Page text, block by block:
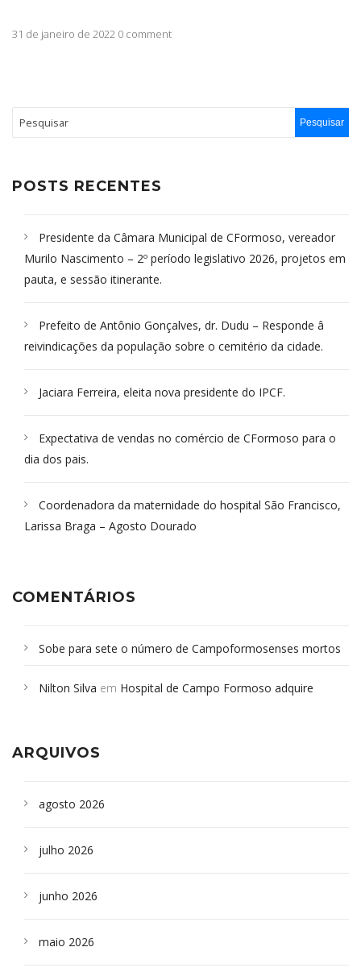
31 de janeiro de 2022 0 comment
POSTS RECENTES
Presidente da Câmara Municipal de CFormoso, vereador
Murilo Nascimento – 2º período legislativo 2026, projetos em
pauta, e sessão itinerante.
Prefeito de Antônio Gonçalves, dr. Dudu – Responde â
reivindicações da população sobre o cemitério da cidade.
Jaciara Ferreira, eleita nova presidente do IPCF.
Expectativa de vendas no comércio de CFormoso para o
dia dos pais.
Coordenadora da maternidade do hospital São Francisco,
Larissa Braga – Agosto Dourado
COMENTÁRIOS
Sobe para sete o número de Campoformosenses mortos
Campoformosenses que morreram em desabamentos são
Nilton Silva em Hospital de Campo Formoso adquire
ARQUIVOS
agosto 2026
julho 2026
junho 2026
maio 2026